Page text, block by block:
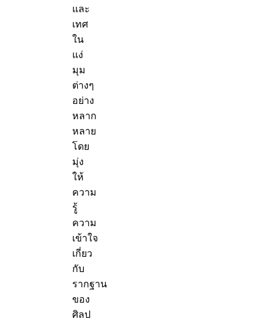
และ
เทศ
ใน
แง่
มุม
ต่างๆ
อย่าง
หลาก
หลาย
โดย
มุ่ง
ให้
ความ
รู้
ความ
เข้าใจ
เกี่ยว
กับ
รากฐาน
ของ
ศิลป